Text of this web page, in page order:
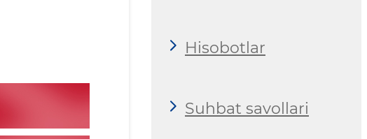
Hisobotlar
Suhbat savollari